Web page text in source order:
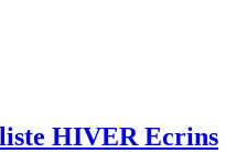
HIVER Ecrins